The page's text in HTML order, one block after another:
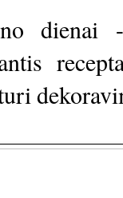
dienai